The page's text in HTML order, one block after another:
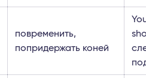
повременить,
попридержать коней